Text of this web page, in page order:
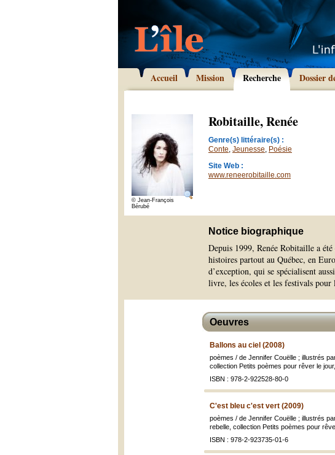
Accueil Mission Recherche Dossier
© Jean-François
Bérubé
Robitaille, Renée
Genre(s) littéraire(s) :
Conte, Jeunesse, Poésie
Site Web :
www.reneerobitaille.com
Notice biographique
Depuis 1999, Renée Robitaille a
histoires partout au Québec, en
d’exception, qui se spécialisent
livre, les écoles et les festivals pour
Oeuvres
Ballons au ciel (2008)
poèmes / de Jennifer Couëlle ; illustrés
collection Petits poèmes pour rêver le
ISBN : 978-2-922528-80-0
C'est bleu c'est vert (2009)
poèmes / de Jennifer Couëlle ; illustrés
rebelle, collection Petits poèmes pour
ISBN : 978-2-923735-01-6